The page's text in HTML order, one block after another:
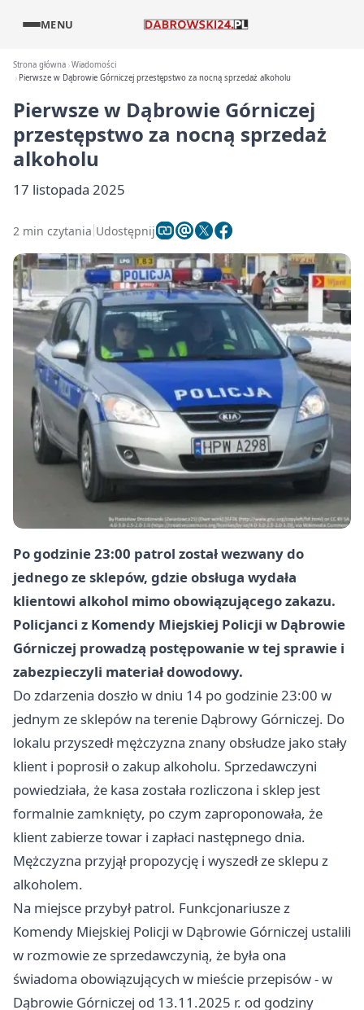
MENU
Strona główna Wiadomości
Pierwsze w Dąbrowie Górniczej przestępstwo za nocną sprzedaż alkoholu
Pierwsze w Dąbrowie Górniczej
przestępstwo za nocną sprzedaż
alkoholu
17 listopada 2025
2 min czytania Udostępnij
Po godzinie 23:00 patrol został wezwany do
jednego ze sklepów, gdzie obsługa wydała
klientowi alkohol mimo obowiązującego zakazu.
Policjanci z Komendy Miejskiej Policji w Dąbrowie
Górniczej prowadzą postępowanie w tej sprawie i
zabezpieczyli materiał dowodowy.
Do zdarzenia doszło w dniu 14 po godzinie 23:00 w
jednym ze sklepów na terenie Dąbrowy Górniczej. Do
lokalu przyszedł mężczyzna znany obsłudze jako stały
klient i poprosił o zakup alkoholu. Sprzedawczyni
powiedziała, że kasa została rozliczona i sklep jest
formalnie zamknięty, po czym zaproponowała, że
klient zabierze towar i zapłaci następnego dnia.
Mężczyzna przyjął propozycję i wyszedł ze sklepu z
alkoholem.
Na miejsce przybył patrol. Funkcjonariusze z
Komendy Miejskiej Policji w Dąbrowie Górniczej ustalili
w rozmowie ze sprzedawczynią, że była ona
świadoma obowiązujących w mieście przepisów - w
Dąbrowie Górniczej od 13.11.2025 r. od godziny